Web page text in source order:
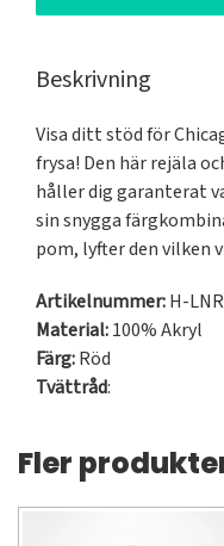
Beskrivning
Visa ditt stöd för
frysa! Den här rejäla
håller dig garanterat
sin snygga
pom, lyfter den vilken
Artikelnummer:H-
Material:100% Akryl
Färg:Röd
Tvättråd:
Fler